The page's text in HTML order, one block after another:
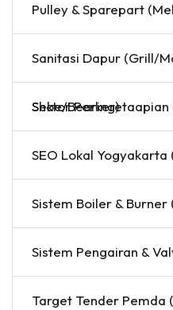
Pulley & Sparepart
Sanitasi Dapur (Grill/
Sektor Perkeretaapian & Sipil (Brake Shoe/Bearing)
SEO Lokal
Sistem Boiler & Burner
Sistem Pengairan &
Target Tender Pemda